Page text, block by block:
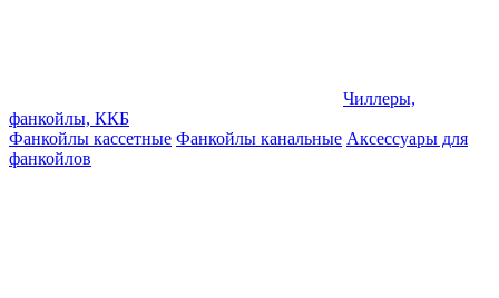
Чиллеры,
фанкойлы, ККБ
Фанкойлы кассетные Фанкойлы канальные Аксессуары для
фанкойлов